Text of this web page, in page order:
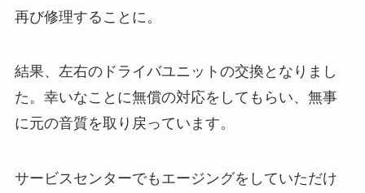
再び修理することに。
結果、左右のドライバユニットの交換となりまし
た。幸いなことに無償の対応をしてもらい、無事
に元の音質を取り戻っています。
サービスセンターでもエージングをしていただけ